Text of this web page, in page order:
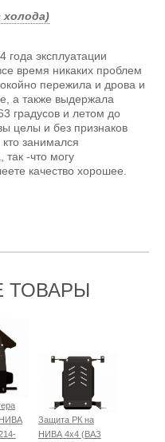
года эксплуатации
время никаких проблем
пережила и дрова и
а также выдержала
градусов и летом до
целы и без признаков
занимался
так -что могу
качество хорошее.
ТОВАРЫ
НИВА
Защита РК на
НИВА 4x4 (ВАЗ